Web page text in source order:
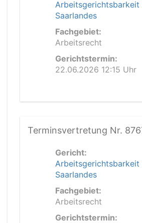
Arbeitsgerichtsbarkeit
Saarlandes
Fachgebiet:
Arbeitsrecht
Gerichtstermin:
22.06.2026 12:15 Uhr
Terminsvertretung Nr.
Gericht:
Arbeitsgerichtsbarkeit
Saarlandes
Fachgebiet:
Arbeitsrecht
Gerichtstermin: